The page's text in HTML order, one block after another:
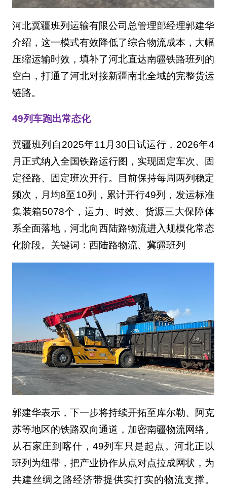
河北冀疆班列运输有限公司总管理部经理郭建华
介绍，这一模式有效降低了综合物流成本，大幅
压缩运输时效，填补了河北直达南疆铁路班列的
空白，打通了河北对接新疆南北全域的完整货运
链路。
49列车跑出常态化
冀疆班列自2025年11月30日试运行，2026年4
月正式纳入全国铁路运行图，实现固定车次、固
定径路、固定班次开行。目前保持每周两列稳定
频次，月均8至10列，累计开行49列，发运标准
集装箱5078个，运力、时效、货源三大保障体
系全面落地，河北向西陆路物流进入规模化常态
化阶段。关键词：西陆路物流、冀疆班列
郭建华表示，下一步将持续开拓至库尔勒、阿克
苏等地区的铁路双向通道，加密南疆物流网络。
从石家庄到喀什，49列车只是起点。河北正以
班列为纽带，把产业协作从点对点拉成网状，为
共建丝绸之路经济带提供实打实的物流支撑。